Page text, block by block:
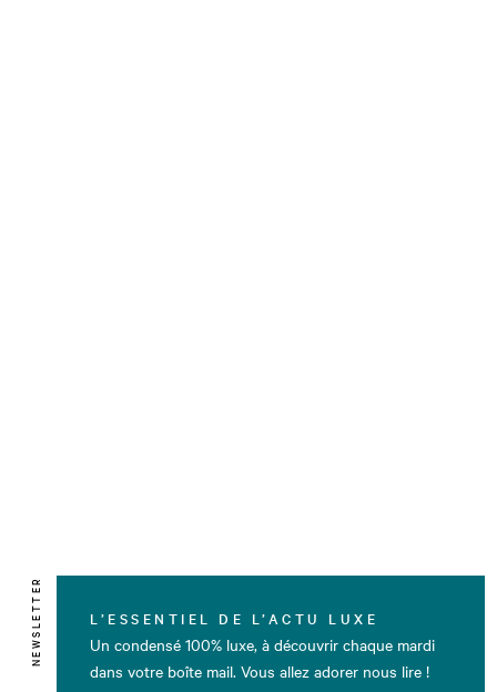
NEWSLETTER L’ESSENTIEL DE L’ACTU LUXE
Un condensé 100% luxe, à découvrir chaque mardi
dans votre boîte mail. Vous allez adorer nous lire !